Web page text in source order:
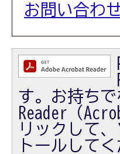
お問い合わ
す。お持ち
Reader（
リックして
トールしてく